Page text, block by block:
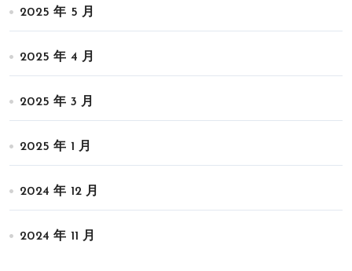
2025 年 5 月
2025 年 4 月
2025 年 3 月
2025 年 1 月
2024 年 12 月
2024 年 11 月